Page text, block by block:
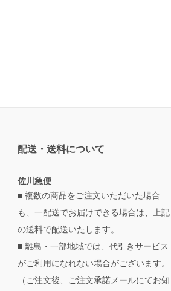
配送・送料について
佐川急便
■ 複数の商品をご注文いただいた場合
も、一配送でお届けできる場合は、上記
の送料で配送いたします。
■ 離島・一部地域では、代引きサービス
がご利用になれない場合がございます。
（ご注文後、ご注文承諾メールにてお知